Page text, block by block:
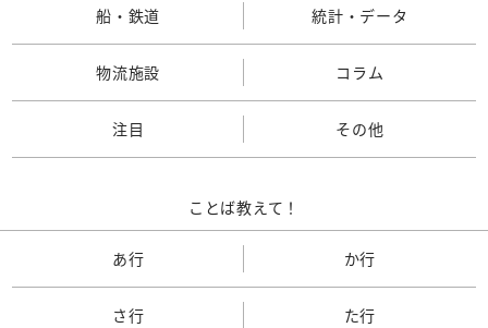
船・鉄道 統計・データ
物流施設 コラム
注目 その他
ことば教えて！
あ行 か行
さ行 た行